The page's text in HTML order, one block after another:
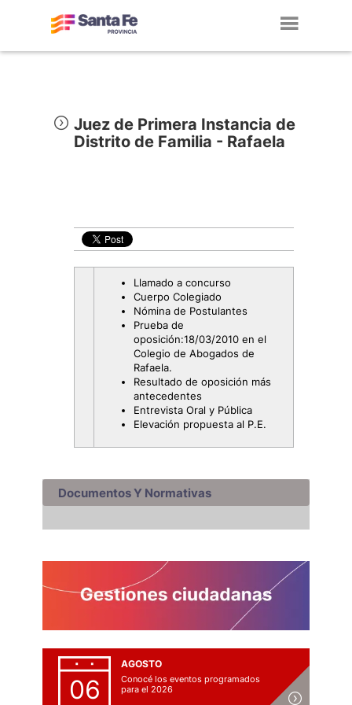
Juez de Primera Instancia de
Distrito de Familia - Rafaela
Llamado a concurso
Cuerpo Colegiado
Nómina de Postulantes
Prueba de
oposición:18/03/2010 en el
Colegio de Abogados de
Rafaela.
Resultado de oposición más
antecedentes
Entrevista Oral y Pública
Elevación propuesta al P.E.
Documentos Y Normativas
06
AGOSTO
Conocé los eventos programados
para el 2026